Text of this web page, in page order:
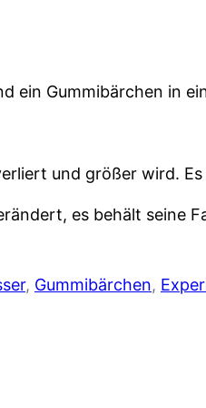
ein Gummibärchen in
und größer wird.
es behält seine
, Gummibärchen,